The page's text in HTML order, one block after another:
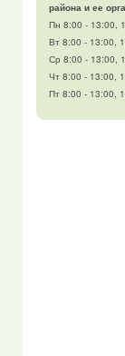
района и ее
Пн 8:00 - 13:00,
Вт 8:00 - 13:00,
Ср 8:00 - 13:00,
Чт 8:00 - 13:00,
Пт 8:00 - 13:00,